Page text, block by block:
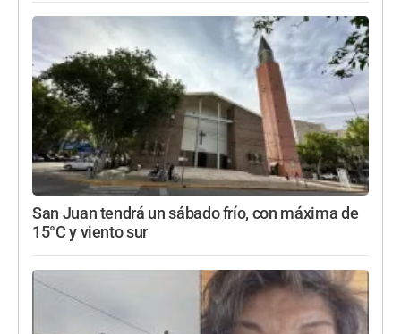
San Juan tendrá un sábado frío, con máxima de
15°C y viento sur